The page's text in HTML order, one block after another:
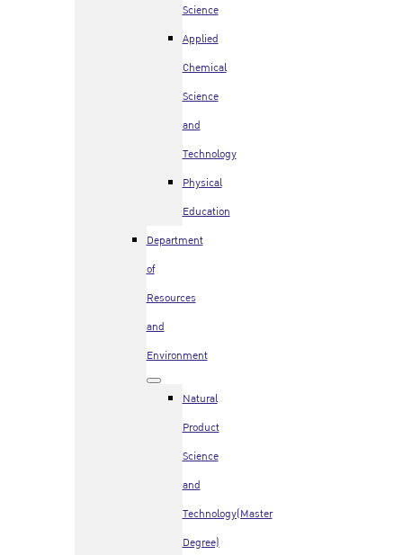
Science
Applied
Chemical
Science
and
Technology
Physical
Education
Department
of
Resources
and
Environment
Natural
Product
Science
and
Technology(Master
Degree)